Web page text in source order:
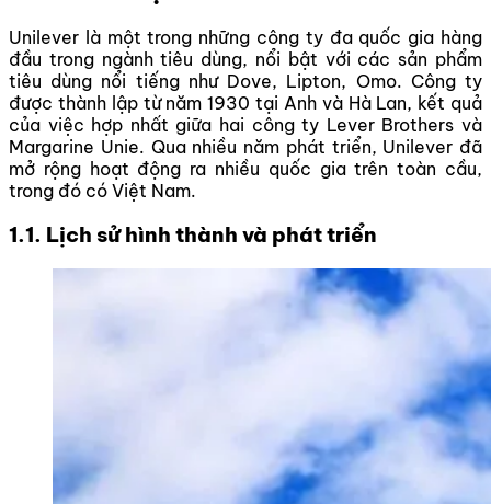
Unilever là một trong những công ty đa quốc gia hàng
đầu trong ngành tiêu dùng, nổi bật với các sản phẩm
tiêu dùng nổi tiếng như Dove, Lipton, Omo. Công ty
được thành lập từ năm 1930 tại Anh và Hà Lan, kết quả
của việc hợp nhất giữa hai công ty Lever Brothers và
Margarine Unie. Qua nhiều năm phát triển, Unilever đã
mở rộng hoạt động ra nhiều quốc gia trên toàn cầu,
trong đó có Việt Nam.
1.1. Lịch sử hình thành và phát triển